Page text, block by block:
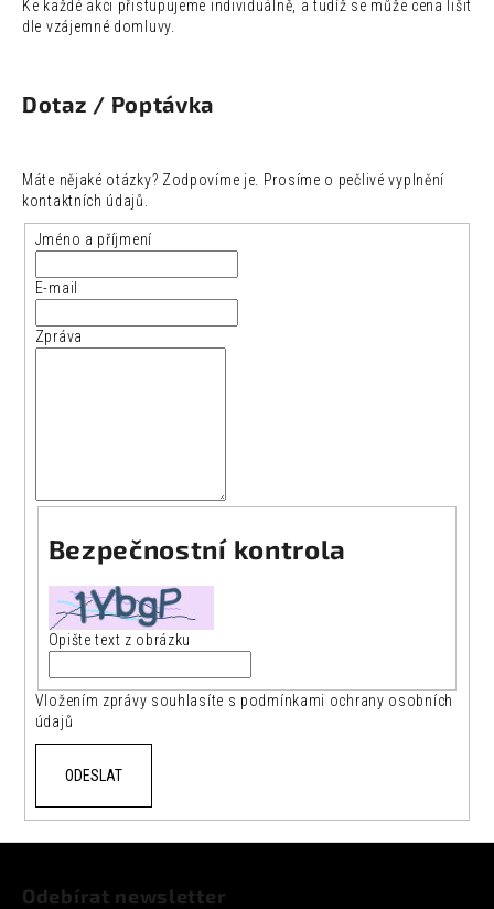
Ke každé akci přistupujeme individuálně, a tudíž se může cena lišit
dle vzájemné domluvy.
Dotaz / Poptávka
Máte nějaké otázky? Zodpovíme je. Prosíme o pečlivé vyplnění
kontaktních údajů.
Jméno a příjmení
E-mail
Zpráva
Bezpečnostní kontrola
Opište text z obrázku
Vložením zprávy souhlasíte s podmínkami ochrany osobních
údajů
ODESLAT
u
m
ARTISAN
TOKYO
YUZU
TONIC
0,2L
35
Kč
Odebírat newsletter